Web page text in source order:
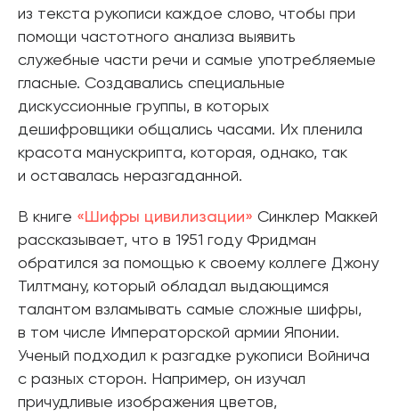
из текста рукописи каждое слово, чтобы при
помощи частотного анализа выявить
служебные части речи и самые употребляемые
гласные. Создавались специальные
дискуссионные группы, в которых
дешифровщики общались часами. Их пленила
красота манускрипта, которая, однако, так
и оставалась неразгаданной.
В книге «Шифры цивилизации» Синклер Маккей
рассказывает, что в 1951 году Фридман
обратился за помощью к своему коллеге Джону
Тилтману, который обладал выдающимся
талантом взламывать самые сложные шифры,
в том числе Императорской армии Японии.
Ученый подходил к разгадке рукописи Войнича
с разных сторон. Например, он изучал
причудливые изображения цветов,